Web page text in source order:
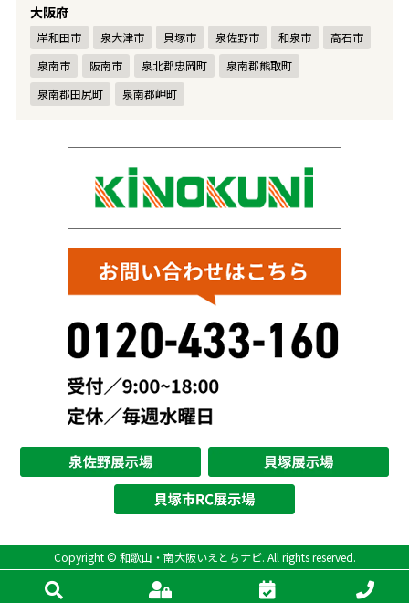
大阪府
岸和田市 泉大津市 貝塚市 泉佐野市 和泉市
高石市
泉南市
阪南市 泉北郡忠岡町
泉南郡熊取町
泉南郡田尻町
泉南郡岬町
Copyright © 和歌山・南大阪いえとちナビ. All rights reserved.